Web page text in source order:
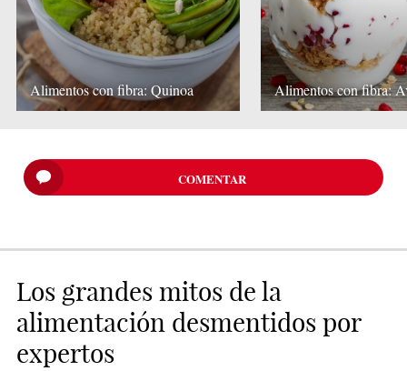
Alimentos con fibra: Quinoa Alimentos con fibra:
COMENTAR
Los grandes mitos de la
alimentación desmentidos por
expertos